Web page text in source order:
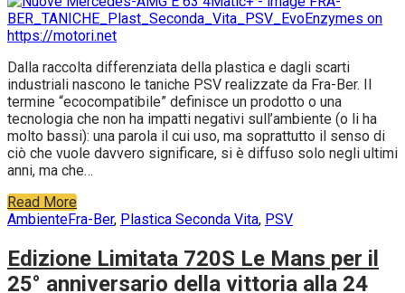
Dalla raccolta differenziata della plastica e dagli scarti
industriali nascono le taniche PSV realizzate da Fra-Ber. Il
termine “ecocompatibile” definisce un prodotto o una
tecnologia che non ha impatti negativi sull’ambiente (o li ha
molto bassi): una parola il cui uso, ma soprattutto il senso di
ciò che vuole davvero significare, si è diffuso solo negli ultimi
anni, ma che…
Read More
AmbienteFra-Ber, Plastica Seconda Vita, PSV
Edizione Limitata 720S Le Mans per il
25° anniversario della vittoria alla 24